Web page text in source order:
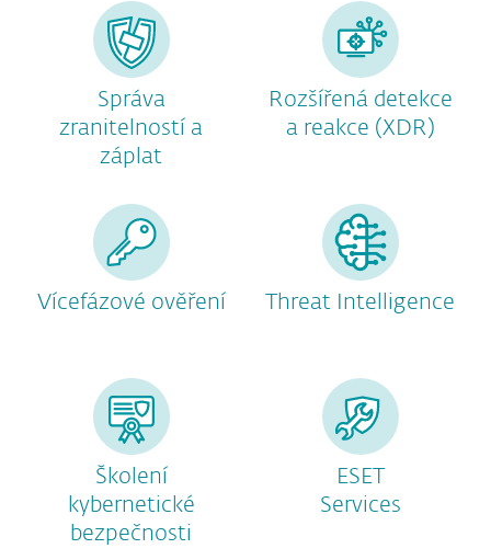
Správa
zranitelností a
záplat
Rozšířená detekce
a reakce (XDR)
Vícefázové ověření Threat Intelligence
Školení
kybernetické
bezpečnosti
ESET
Services